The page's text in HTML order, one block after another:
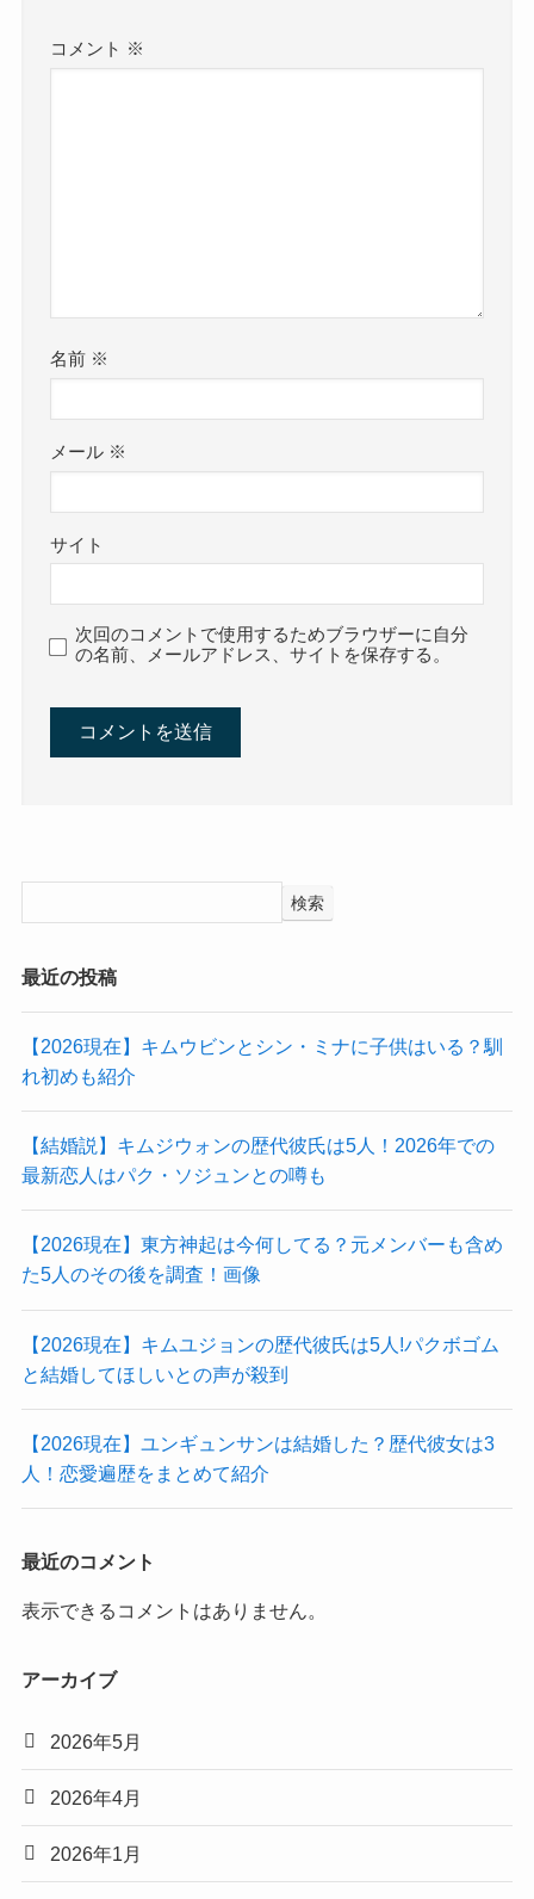
コメント ※
名前 ※
メール ※
サイト
次回のコメントで使用するためブラウザーに自分
の名前、メールアドレス、サイトを保存する。
検索
最近の投稿
【2026現在】キムウビンとシン・ミナに子供はいる？馴
れ初めも紹介
【結婚説】キムジウォンの歴代彼氏は5人！2026年での
最新恋人はパク・ソジュンとの噂も
【2026現在】東方神起は今何してる？元メンバーも含め
た5人のその後を調査！画像
【2026現在】キムユジョンの歴代彼氏は5人!パクボゴム
と結婚してほしいとの声が殺到
【2026現在】ユンギュンサンは結婚した？歴代彼女は3
人！恋愛遍歴をまとめて紹介
最近のコメント
表示できるコメントはありません。
アーカイブ
2026年5月
2026年4月
2026年1月